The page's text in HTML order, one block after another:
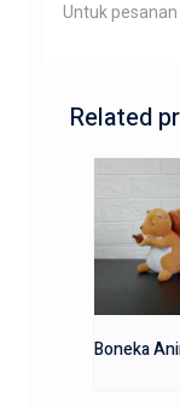
Untuk
Related
Boneka